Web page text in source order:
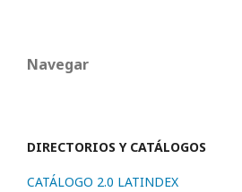
Navegar
DIRECTORIOS Y CATÁLOGOS
CATÁLOGO 2.0 LATINDEX